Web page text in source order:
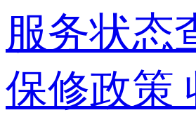
服务状态
保修政策